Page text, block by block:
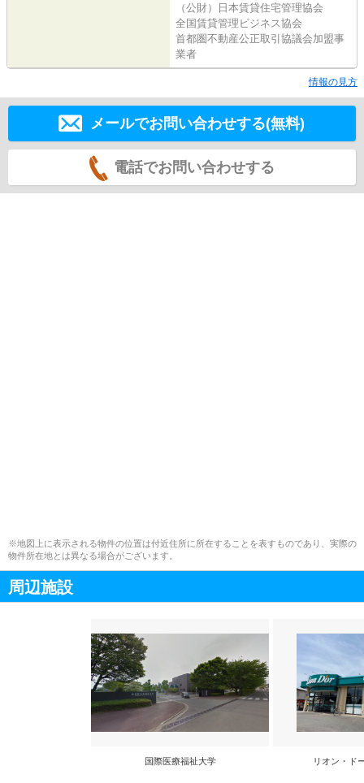
（公財）日本賃貸住宅管理協会
全国賃貸管理ビジネス協会
首都圏不動産公正取引協議会加盟事
業者
情報の見方
メールでお問い合わせする(無料)
電話でお問い合わせする
※地図上に表示される物件の位置は付近住所に所在することを表すものであり、実際の
物件所在地とは異なる場合がございます。
周辺施設
国際医療福祉大学 リオン・ド